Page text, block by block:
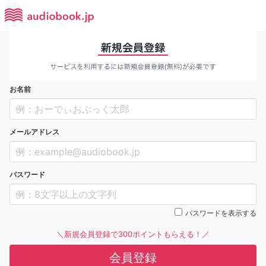
お名前
メールアドレス
パスワード
パスワードを表示する
＼新規会員登録で300ポイントもらえる！／
会員登録